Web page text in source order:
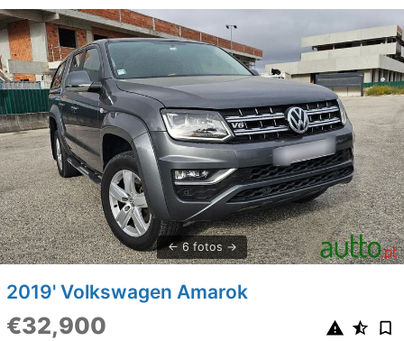
6 fotos
2019' Volkswagen Amarok
€32,900